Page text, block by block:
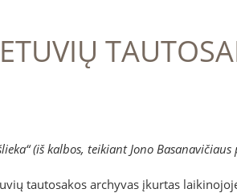
(iš kalbos, teikiant Jono Basanavičiaus
tautosakos archyvas įkurtas